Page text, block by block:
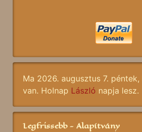
Ma 2026. augusztus 7. péntek,
van. Holnap László napja lesz.
Legfrissebb - Alapítvány